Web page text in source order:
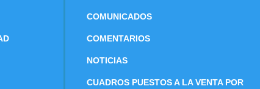
COMUNICADOS
COMENTARIOS
NOTICIAS
CUADROS PUESTOS A LA VENTA POR